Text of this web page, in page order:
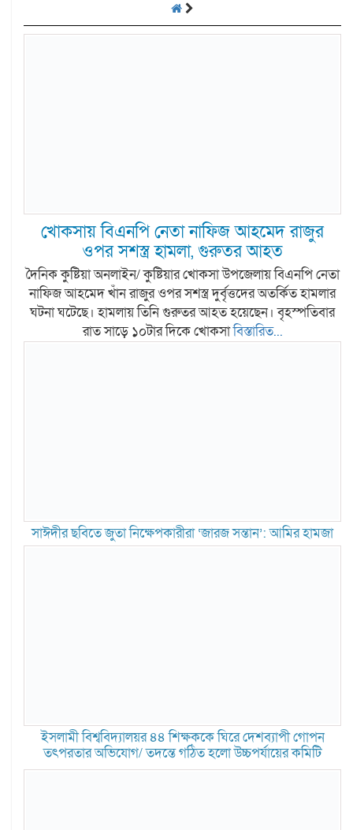
খোকসায় বিএনপি নেতা নাফিজ আহমেদ রাজুর
ওপর সশস্ত্র হামলা, গুরুতর আহত
দৈনিক কুষ্টিয়া অনলাইন/ কুষ্টিয়ার খোকসা উপজেলায় বিএনপি নেতা
নাফিজ আহমেদ খাঁন রাজুর ওপর সশস্ত্র দুর্বৃত্তদের অতর্কিত হামলার
ঘটনা ঘটেছে। হামলায় তিনি গুরুতর আহত হয়েছেন। বৃহস্পতিবার
রাত সাড়ে ১০টার দিকে খোকসাবিস্তারিত...
সাঈদীর ছবিতে জুতা নিক্ষেপকারীরা ‘জারজ সন্তান’: আমির হামজা
ইসলামী বিশ্ববিদ্যালয়র ৪৪ শিক্ষককে ঘিরে দেশব্যাপী গোপন
তৎপরতার অভিযোগ/ তদন্তে গঠিত হলো উচ্চপর্যায়ের কমিটি